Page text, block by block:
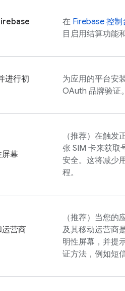
在 Firebase 控制
目启用结算功能
进行初
为应用的平台安
OAuth 品牌验证。
幕
（推荐）在触
张 SIM 卡来获取
安全。这将减少
程。
营商
（推荐）当您的
及其移动运营商
明性屏幕，并提
证方法，例如短信